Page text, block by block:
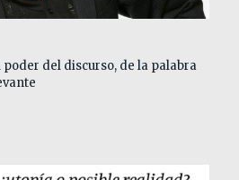
poder del discurso, de la palabra